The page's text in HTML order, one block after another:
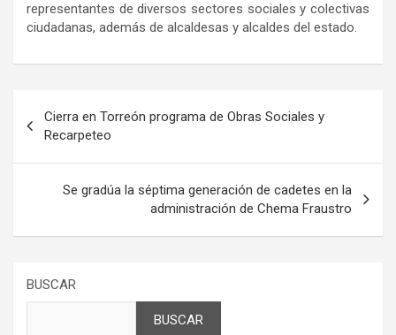
representantes de diversos sectores sociales y colectivas
ciudadanas, además de alcaldesas y alcaldes del estado.
de
entradas
Cierra en Torreón programa de Obras Sociales y
Recarpeteo
Se gradúa la séptima generación de cadetes en la
administración de Chema Fraustro
BUSCAR
BUSCAR